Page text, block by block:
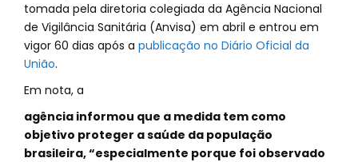
tomada pela diretoria colegiada da Agência Nacional
de Vigilância Sanitária (Anvisa) em abril e entrou em
vigor 60 dias após a publicação no Diário Oficial da
União.
Em nota, a
agência informou que a medida tem como
objetivo proteger a saúde da população
brasileira, “especialmente porque foi observado